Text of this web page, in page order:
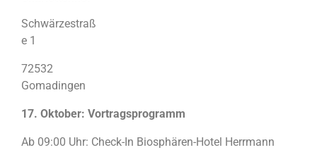
Schwärzestraß
e 1
72532
Gomadingen
17. Oktober: Vortragsprogramm
Ab 09:00 Uhr: Check-In Biosphären-Hotel Herrmann